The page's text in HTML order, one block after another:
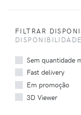
FILTRAR
DISPONIBILIDADE
Sem quantidade
Fast delivery
Em promoção
3D Viewer